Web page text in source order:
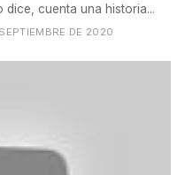
dice, cuenta una historia...
DE 2020